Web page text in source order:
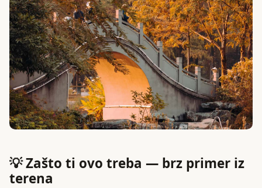
💡 Zašto ti ovo treba — brz primer iz
terena